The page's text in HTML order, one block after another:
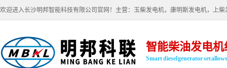
欢迎进入长沙明邦智能科技有限公司官网！主营：玉柴发电机，康明斯发电机，上
智能柴油发电
Smart diesel generator set